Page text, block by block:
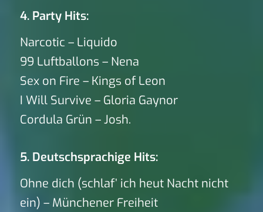
4. Party Hits:
Narcotic – Liquido
99 Luftballons – Nena
Sex on Fire – Kings of Leon
I Will Survive – Gloria Gaynor
Cordula Grün – Josh.
5. Deutschsprachige Hits:
Ohne dich (schlaf’ ich heut Nacht nicht
ein) – Münchener Freiheit